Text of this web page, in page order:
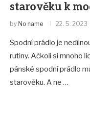
starověku k
by No name 22. 5. 2023
Spodní prádlo je
rutiny. Ačkoli si mnoho
pánské spodní prádlo
starověku. A ne …